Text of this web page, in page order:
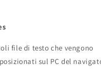
file di testo che vengono
sul PC del